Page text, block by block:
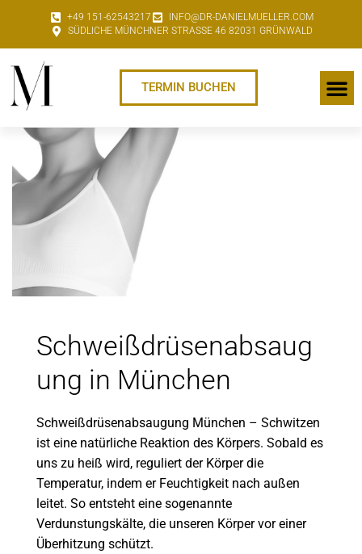
+49 151-62543217
INFO@DR-DANIELMUELLER.COM
SÜDLICHE MÜNCHNER STRASSE 46 82031 GRÜNWALD
TERMIN BUCHEN
Schweißdrüsenabsaug
ung in München
Schweißdrüsenabsaugung München – Schwitzen
ist eine natürliche Reaktion des Körpers. Sobald es
uns zu heiß wird, reguliert der Körper die
Temperatur, indem er Feuchtigkeit nach außen
leitet. So entsteht eine sogenannte
Verdunstungskälte, die unseren Körper vor einer
Überhitzung schützt.